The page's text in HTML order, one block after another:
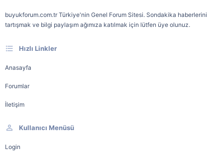
buyukforum.com.tr Türkiye'nin Genel Forum Sitesi. Sondakika haberlerini
tartışmak ve bilgi paylaşım ağımıza katılmak için lütfen üye olunuz.
Hızlı Linkler
Anasayfa
Forumlar
İletişim
Kullanıcı Menüsü
Login